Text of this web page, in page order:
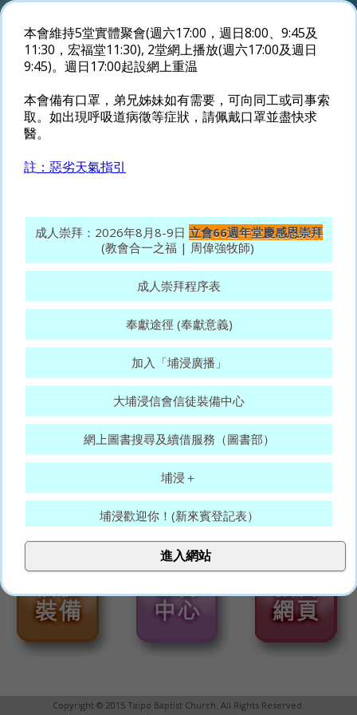
Copyright © 2015 Taipo Baptist Church. All Rights Reserved.
本會維持5堂實體聚會(週六17:00，週日8:00、9:45及
11:30，宏福堂11:30), 2堂網上播放(週六17:00及週日
9:45)。週日17:00起設網上重温
本會備有口罩，弟兄姊妹如有需要，可向同工或司事索
取。如出現呼吸道病徵等症狀，請佩戴口罩並盡快求
醫。
註：惡劣天氣指引
成人崇拜：2026年8月8-9日 立會66週年堂慶感恩崇拜
(教會合一之福 | 周偉強牧師)
成人崇拜程序表
奉獻途徑 (奉獻意義)
加入「埔浸廣播」
大埔浸信會信徒裝備中心
網上圖書搜尋及續借服務（圖書部）
埔浸＋
埔浸歡迎你！(新來賓登記表）
大埔浸信會代禱表
願賜平安的神，常和你們眾人同在。(羅15:33)
進入網站